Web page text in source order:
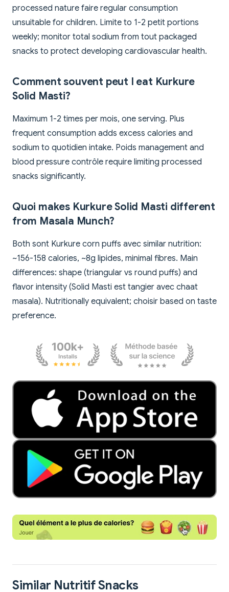
processed nature faire regular consumption
unsuitable for children. Limite to 1-2 petit portions
weekly; monitor total sodium from tout packaged
snacks to protect developing cardiovascular health.
Comment souvent peut I eat Kurkure
Solid Masti?
Maximum 1-2 times per mois, one serving. Plus
frequent consumption adds excess calories and
sodium to quotidien intake. Poids management and
blood pressure contrôle require limiting processed
snacks significantly.
Quoi makes Kurkure Solid Masti different
from Masala Munch?
Both sont Kurkure corn puffs avec similar nutrition:
~156-158 calories, ~8g lipides, minimal fibres. Main
differences: shape (triangular vs round puffs) and
flavor intensity (Solid Masti est tangier avec chaat
masala). Nutritionally equivalent; choisir based on taste
preference.
Similar Nutritif Snacks